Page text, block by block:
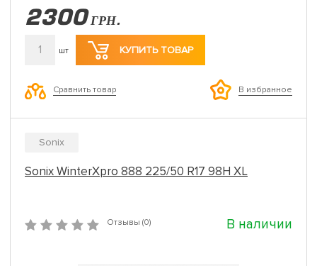
2300 ГРН.
1 шт КУПИТЬ ТОВАР
Сравнить товар В избранное
Sonix
Sonix WinterXpro 888 225/50 R17 98H XL
Отзывы (0) В наличии